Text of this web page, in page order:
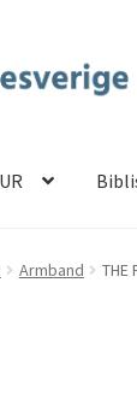
My
Armband THE